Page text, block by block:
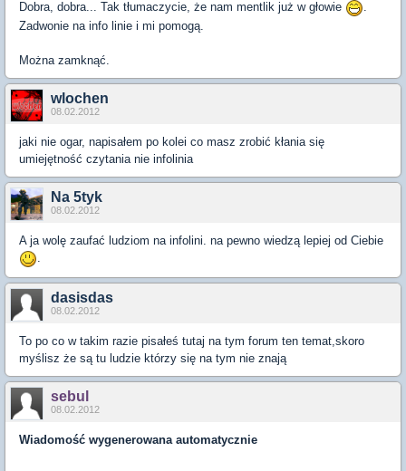
Dobra, dobra... Tak tłumaczycie, że nam mentlik już w głowie
.
Zadwonie na info linie i mi pomogą.
Można zamknąć.
wlochen
08.02.2012
jaki nie ogar, napisałem po kolei co masz zrobić kłania się
umiejętność czytania nie infolinia
Na 5tyk
08.02.2012
A ja wolę zaufać ludziom na infolini. na pewno wiedzą lepiej od Ciebie
dasisdas
08.02.2012
To po co w takim razie pisałeś tutaj na tym forum ten temat,skoro
myślisz że są tu ludzie którzy się na tym nie znają
sebul
08.02.2012
Wiadomość wygenerowana automatycznie